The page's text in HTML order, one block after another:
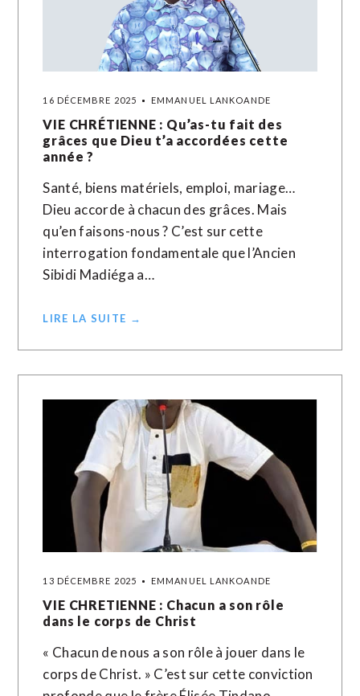
16 DÉCEMBRE 2025 EMMANUEL LANKOANDE
VIE CHRÉTIENNE : Qu’as-tu fait des
grâces que Dieu t’a accordées cette
année ?
Santé, biens matériels, emploi, mariage…
Dieu accorde à chacun des grâces. Mais
qu’en faisons-nous ? C’est sur cette
interrogation fondamentale que l’Ancien
Sibidi Madiéga a…
LIRE LA SUITE →
13 DÉCEMBRE 2025 EMMANUEL LANKOANDE
VIE CHRETIENNE : Chacun a son rôle
dans le corps de Christ
« Chacun de nous a son rôle à jouer dans le
corps de Christ. » C’est sur cette conviction